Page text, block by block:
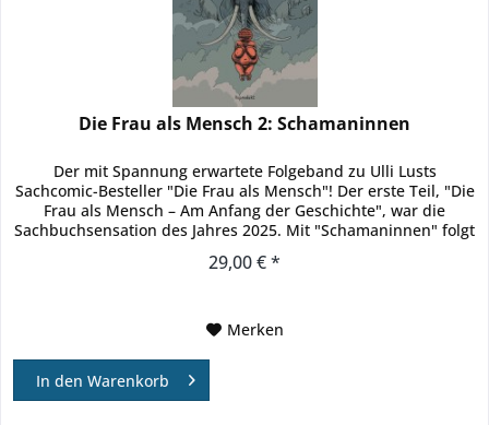
Die Frau als Mensch 2: Schamaninnen
Der mit Spannung erwartete Folgeband zu Ulli Lusts
Sachcomic-Besteller "Die Frau als Mensch"! Der erste Teil, "Die
Frau als Mensch – Am Anfang der Geschichte", war die
Sachbuchsensation des Jahres 2025. Mit "Schamaninnen" folgt
29,00 € *
Merken
In den Warenkorb